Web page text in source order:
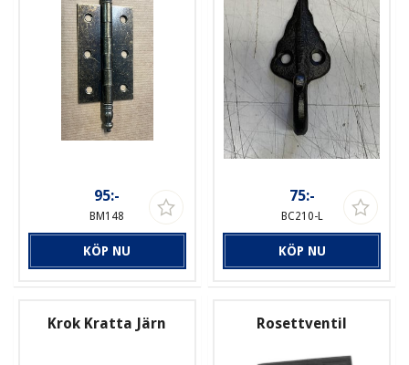
95:-
BM148
KÖP NU
75:-
BC210-L
KÖP NU
Krok Kratta Järn Rosettventil